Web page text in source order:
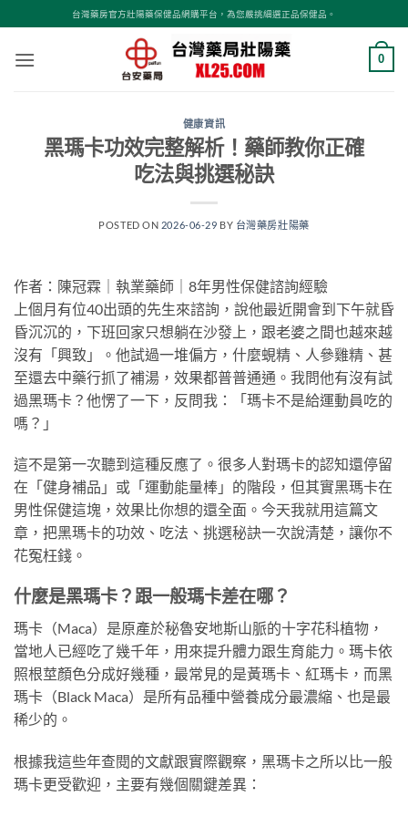
轉
台灣藥房官方壯陽藥保健品網購平台，為您嚴挑細選正品保健品。
0
健康資訊
黑瑪卡功效完整解析！藥師教你正確
吃法與挑選秘訣
POSTED ON 2026-06-29 BY 台灣藥房壯陽藥
作者：陳冠霖｜執業藥師｜8年男性保健諮詢經驗
上個月有位40出頭的先生來諮詢，說他最近開會到下午就昏
昏沉沉的，下班回家只想躺在沙發上，跟老婆之間也越來越
沒有「興致」。他試過一堆偏方，什麼蜆精、人參雞精、甚
至還去中藥行抓了補湯，效果都普普通通。我問他有沒有試
過黑瑪卡？他愣了一下，反問我：「瑪卡不是給運動員吃的
嗎？」
這不是第一次聽到這種反應了。很多人對瑪卡的認知還停留
在「健身補品」或「運動能量棒」的階段，但其實黑瑪卡在
男性保健這塊，效果比你想的還全面。今天我就用這篇文
章，把黑瑪卡的功效、吃法、挑選秘訣一次說清楚，讓你不
花冤枉錢。
什麼是黑瑪卡？跟一般瑪卡差在哪？
瑪卡（Maca）是原產於秘魯安地斯山脈的十字花科植物，
當地人已經吃了幾千年，用來提升體力跟生育能力。瑪卡依
照根莖顏色分成好幾種，最常見的是黃瑪卡、紅瑪卡，而黑
瑪卡（Black Maca）是所有品種中營養成分最濃縮、也是最
稀少的。
根據我這些年查閱的文獻跟實際觀察，黑瑪卡之所以比一般
瑪卡更受歡迎，主要有幾個關鍵差異：